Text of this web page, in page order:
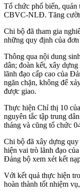
Tổ chức phổ biến, quán
CBVC-NLĐ. Tăng
Chi bộ đã tham gia
những quy định của
Thông qua nội dung
dân; đoàn kết, xây
lãnh đạo cấp cao của
ngăn chặn, không để
được giao.
Thực hiện Chỉ thị 10
nguyên tắc tập trung
tháng và cũng tổ chức
Chi bộ đã xây dựng
hiện vai trò lãnh đạo
Đảng bộ xem xét kết
Với kết quả thực hiện
hoàn thành tốt nhiệm